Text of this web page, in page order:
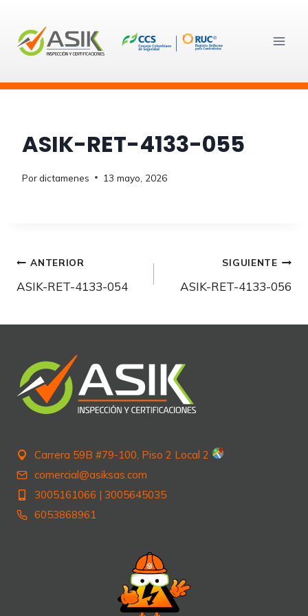
contenido
ASIK-RET-4133-055
Pordictamenes 13 mayo, 2026
Navegación
de
entradas
ANTERIOR
ASIK-RET-4133-054
SIGUIENTE
ASIK-RET-4133-056
Carrera 59B #79-100, Piso 2 Local 2
comercial@asiksas.com
3005161066 | 3005645035
6053868961